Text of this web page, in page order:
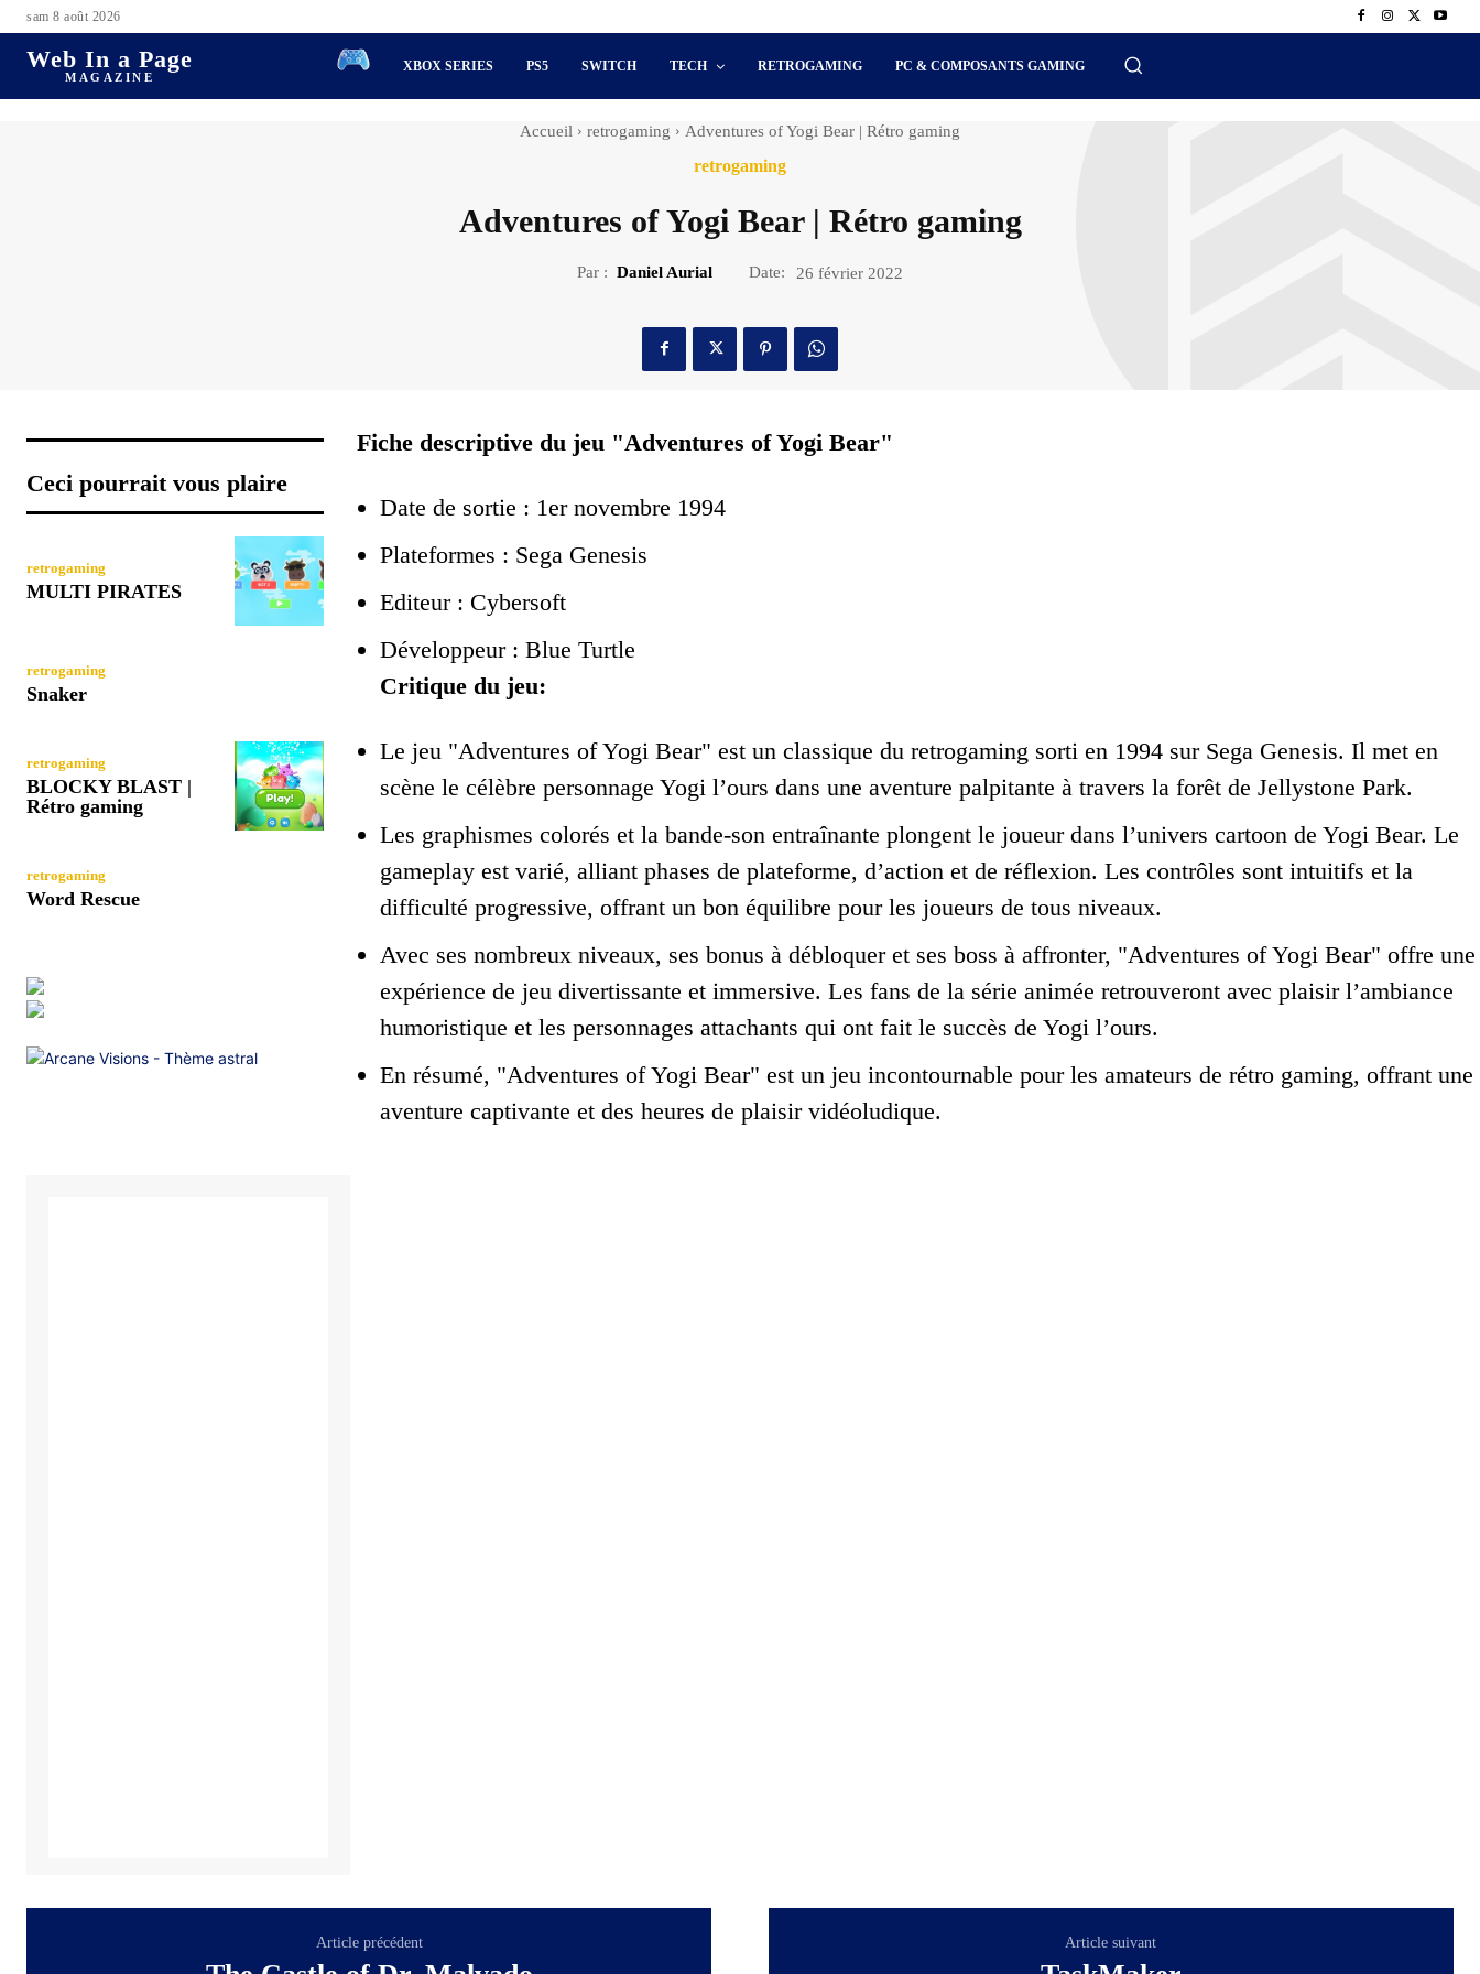
sam 8 août 2026
Web In a Page
MAGAZINE
XBOX SERIES PS5 SWITCH TECH RETROGAMING PC & COMPOSANTS GAMING
Accueil retrogaming Adventures of Yogi Bear | Rétro gaming
retrogaming
Adventures of Yogi Bear | Rétro gaming
Par : Daniel Aurial Date: 26 février 2022
Ceci pourrait vous plaire
retrogaming
MULTI PIRATES
retrogaming
Snaker
retrogaming
BLOCKY BLAST |
Rétro gaming
retrogaming
Word Rescue
Fiche descriptive du jeu "Adventures of Yogi Bear"
Date de sortie : 1er novembre 1994
Plateformes : Sega Genesis
Editeur : Cybersoft
Développeur : Blue Turtle
Critique du jeu:
Le jeu "Adventures of Yogi Bear" est un classique du retrogaming sorti en 1994 sur Sega Genesis. Il met en
scène le célèbre personnage Yogi l’ours dans une aventure palpitante à travers la forêt de Jellystone Park.
Les graphismes colorés et la bande-son entraînante plongent le joueur dans l’univers cartoon de Yogi Bear. Le
gameplay est varié, alliant phases de plateforme, d’action et de réflexion. Les contrôles sont intuitifs et la
difficulté progressive, offrant un bon équilibre pour les joueurs de tous niveaux.
Avec ses nombreux niveaux, ses bonus à débloquer et ses boss à affronter, "Adventures of Yogi Bear" offre une
expérience de jeu divertissante et immersive. Les fans de la série animée retrouveront avec plaisir l’ambiance
humoristique et les personnages attachants qui ont fait le succès de Yogi l’ours.
En résumé, "Adventures of Yogi Bear" est un jeu incontournable pour les amateurs de rétro gaming, offrant une
aventure captivante et des heures de plaisir vidéoludique.
Article précédent Article suivant